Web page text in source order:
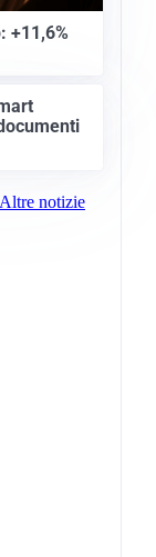
+11,6%
Altre notizie